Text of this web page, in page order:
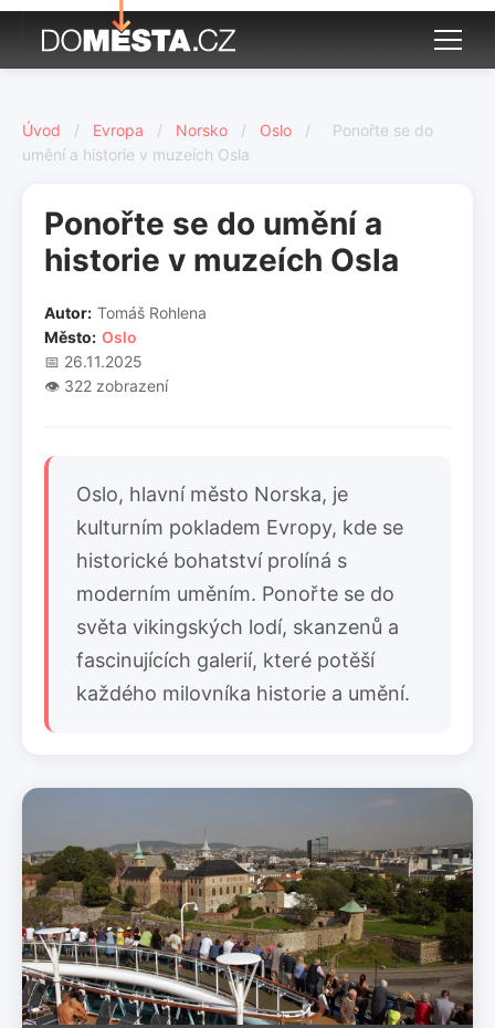
Úvod / Evropa / Norsko / Oslo /
Ponořte se do
umění a historie v muzeích Osla
Ponořte se do umění a
historie v muzeích Osla
Autor: Tomáš Rohlena
Město: Oslo
📅 26.11.2025
👁️ 322 zobrazení
Oslo, hlavní město Norska, je
kulturním pokladem Evropy, kde se
historické bohatství prolíná s
moderním uměním. Ponořte se do
světa vikingských lodí, skanzenů a
fascinujících galerií, které potěší
každého milovníka historie a umění.